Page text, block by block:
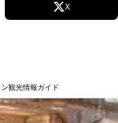
X
観光情報ガイド
Tour
あるスカイシートが人気
ン市の美しい景色を川か
トや夜景を水上から満喫